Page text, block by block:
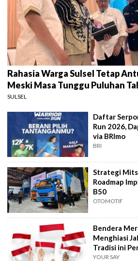
Rahasia Warga Sulsel Tetap
Meski Masa Tunggu Puluhan
SULSEL
Daftar
Run 2026,
via BRImo
BRI
Strategi
Roadmap
B50
OTOMOTIF
Bendera
Menghiasi
Tradisi ini
YOUR SAY